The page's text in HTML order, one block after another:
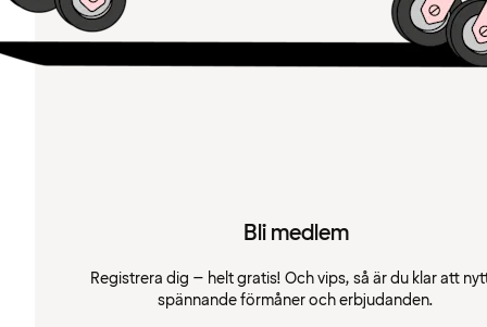
Bli medlem
Registrera dig – helt gratis! Och vips, så är du klar att
spännande förmåner och erbjudanden.